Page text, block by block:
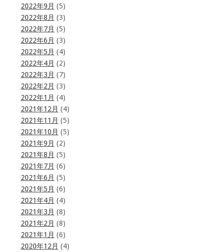
2022年9月 (5)
2022年8月 (3)
2022年7月 (5)
2022年6月 (3)
2022年5月 (4)
2022年4月 (2)
2022年3月 (7)
2022年2月 (3)
2022年1月 (4)
2021年12月 (4)
2021年11月 (5)
2021年10月 (5)
2021年9月 (2)
2021年8月 (5)
2021年7月 (6)
2021年6月 (5)
2021年5月 (6)
2021年4月 (4)
2021年3月 (8)
2021年2月 (8)
2021年1月 (6)
2020年12月 (4)